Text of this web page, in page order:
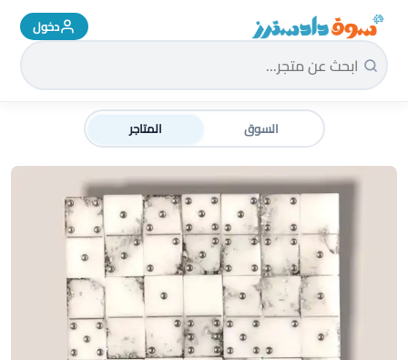
سوق دادسترز الرئيسية دخول
السوق المتاجر